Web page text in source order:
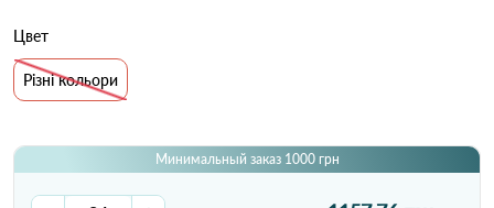
Цвет
Різні кольори
Минимальный заказ 1000 грн